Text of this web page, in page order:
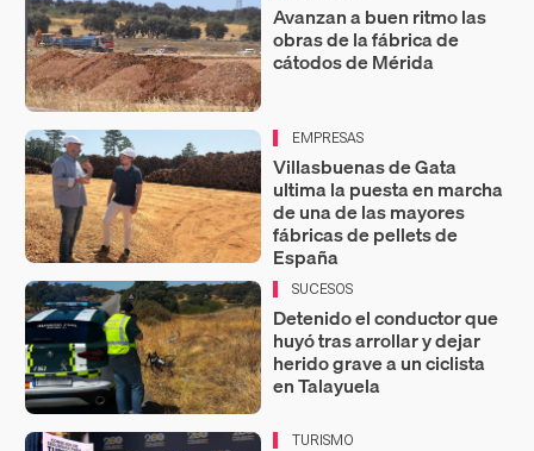
Avanzan a buen ritmo las
obras de la fábrica de
cátodos de Mérida
EMPRESAS
Villasbuenas de Gata
ultima la puesta en marcha
de una de las mayores
fábricas de pellets de
España
SUCESOS
Detenido el conductor que
huyó tras arrollar y dejar
herido grave a un ciclista
en Talayuela
TURISMO